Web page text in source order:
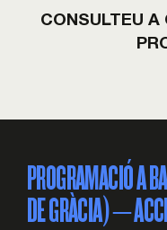
CONSULTEU
PROGRAMACIÓ A
DE GRÀCIA) –